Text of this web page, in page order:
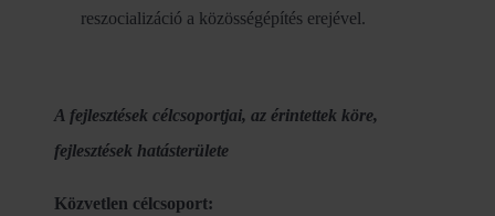
reszocializáció a közösségépítés erejével.
A fejlesztések célcsoportjai, az érintettek köre,
fejlesztések hatásterülete
Közvetlen célcsoport: